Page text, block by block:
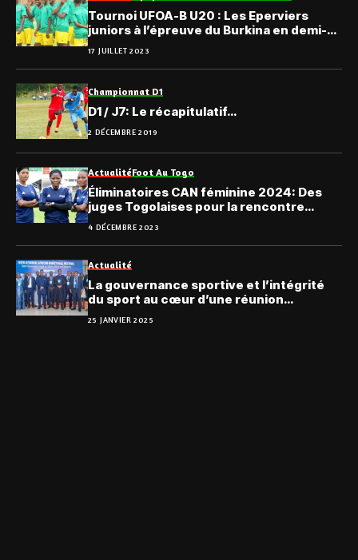
Tournoi UFOA-B U20 : Les Eperviers
juniors à l’épreuve du Burkina en demi-
finale
17 JUILLET 2023
Championnat D1
D1 / J7: Le récapitulatif…
2 DÉCEMBRE 2019
ActualitéFoot Au Togo
Éliminatoires CAN féminine 2024: Des
juges Togolaises pour la rencontre
Botswana – Kenya
4 DÉCEMBRE 2023
Actualité
La gouvernance sportive et l’intégrité
du sport au cœur d’une réunion
ministérielle en Gambie
25 JANVIER 2025